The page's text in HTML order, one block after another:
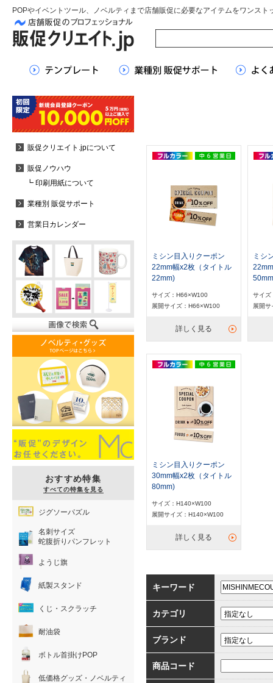
POPやイベントツール、ノベルティまで店舗販促に必要なアイテムをワンスト
ミシン目入りクーポン
22mm幅x2枚（タイトル
22mm)
サイズ：H66×W100
展開サイズ：H66×W100
詳しく見る
ミシ
サイズ
展開
ミシン目入りクーポン
30mm幅x2枚（タイトル
80mm)
サイズ：H140×W100
展開サイズ：H140×W100
詳しく見る
キーワード
カテゴリ
ブランド
商品コード
販促クリエイト.jpについて
販促ノウハウ
┗ 印刷用紙について
業種別 販促サポート
営業日カレンダー
おすすめ特集
すべての特集を見る
ジグソーパズル
名刺サイズ
蛇腹折りパンフレット
ようじ旗
紙製スタンド
くじ・スクラッチ
耐油袋
ボトル首掛けPOP
低価格グッズ・ノベルティ